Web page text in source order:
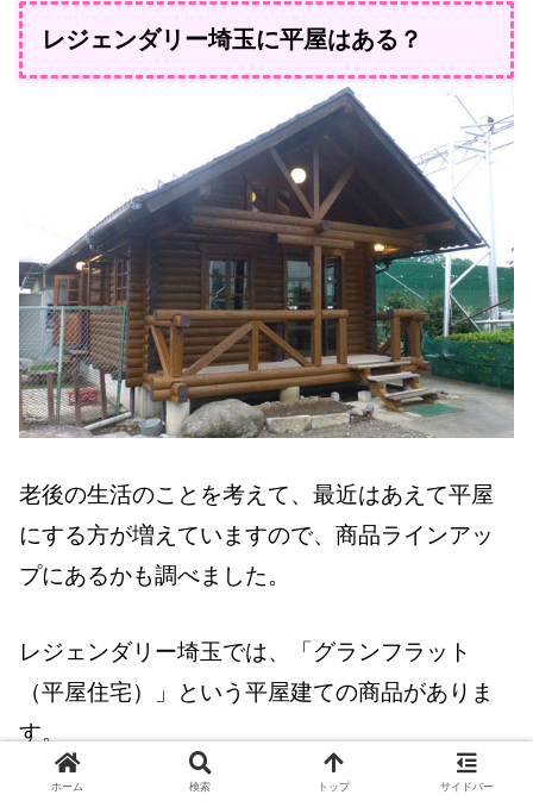
レジェンダリー埼玉に平屋はある？
老後の生活のことを考えて、最近はあえて平屋
にする方が増えていますので、商品ラインアッ
プにあるかも調べました。
レジェンダリー埼玉では、「グランフラット
（平屋住宅）」という平屋建ての商品がありま
す。
ホーム 検索 トップ サイドバー